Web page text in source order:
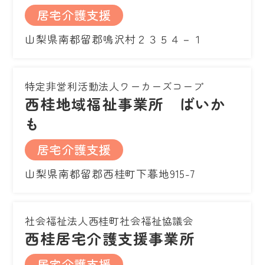
居宅介護支援
山梨県南都留郡鳴沢村２３５４－１
特定非営利活動法人ワーカーズコープ
西桂地域福祉事業所 ばいか
も
居宅介護支援
山梨県南都留郡西桂町下暮地915-7
社会福祉法人西桂町社会福祉協議会
西桂居宅介護支援事業所